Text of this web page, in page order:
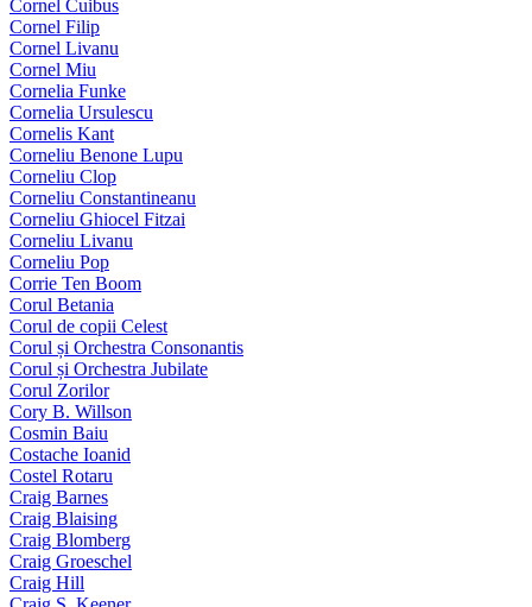
Cornel Cuibus
Cornel Filip
Cornel Livanu
Cornel Miu
Cornelia Funke
Cornelia Ursulescu
Cornelis Kant
Corneliu Benone Lupu
Corneliu Clop
Corneliu Constantineanu
Corneliu Ghiocel Fitzai
Corneliu Livanu
Corneliu Pop
Corrie Ten Boom
Corul Betania
Corul de copii Celest
Corul și Orchestra Consonantis
Corul și Orchestra Jubilate
Corul Zorilor
Cory B. Willson
Cosmin Baiu
Costache Ioanid
Costel Rotaru
Craig Barnes
Craig Blaising
Craig Blomberg
Craig Groeschel
Craig Hill